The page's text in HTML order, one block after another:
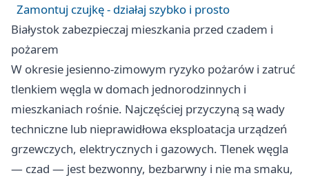
Zamontuj czujkę - działaj szybko i prosto
Białystok zabezpieczaj mieszkania przed czadem i
pożarem
W okresie jesienno-zimowym ryzyko pożarów i zatruć
tlenkiem węgla w domach jednorodzinnych i
mieszkaniach rośnie. Najczęściej przyczyną są wady
techniczne lub nieprawidłowa eksploatacja urządzeń
grzewczych, elektrycznych i gazowych. Tlenek węgla
— czad — jest bezwonny, bezbarwny i nie ma smaku,